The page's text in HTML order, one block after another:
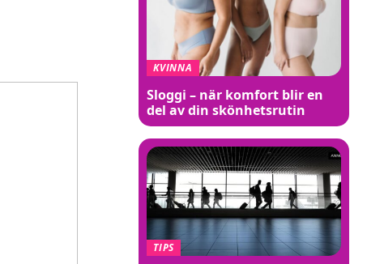
KVINNA
Sloggi – när komfort blir en
del av din skönhetsrutin
TIPS